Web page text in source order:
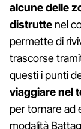
alcune delle
distrutte nel
permette di
trascorse
questi i punti
viaggiare nel
per tornare ad
modalità